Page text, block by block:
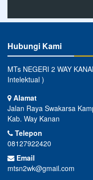
Hubungi Kami
MTs NEGERI 2 WAY
Intelektual )
Alamat
Jalan Raya Swakarsa
Kab. Way Kanan
Telepon
08127922420
Email
mtsn2wk@gmail.com